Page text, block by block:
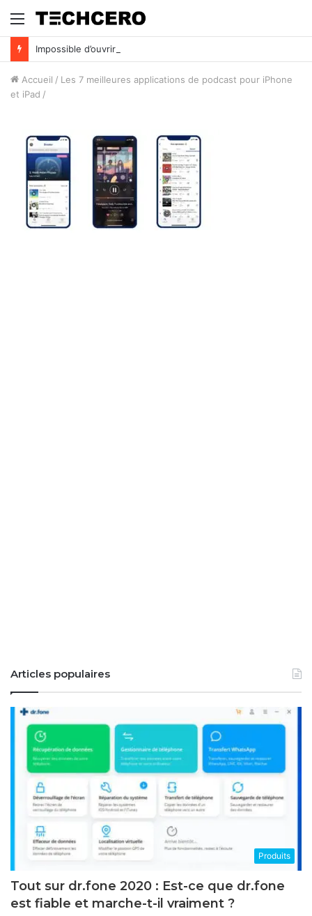
Menu
Impossible d’ouvrir un fichier Excel ? Voici 7 solutions !
Accueil / Les 7 meilleures applications de podcast pour iPhone
et iPad /
Articles populaires
Produits
Tout sur dr.fone 2020 : Est-ce que dr.fone
est fiable et marche-t-il vraiment ?